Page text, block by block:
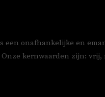
een onafhankelijke en
kernwaarden zijn: vrij,